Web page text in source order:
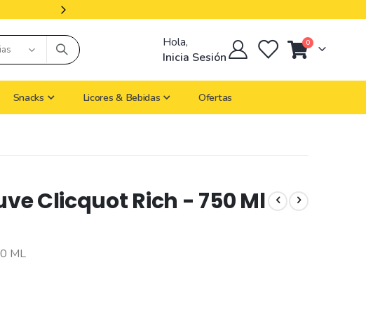
Iva
Hola,
Inicia Sesión
Cart
0artículos
Snacks Licores & Bebidas Ofertas
Clicquot Rich - 750 Ml
ML